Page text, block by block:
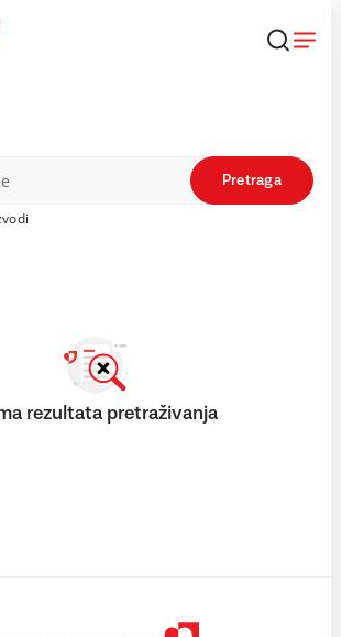
Pretraga
rezultata pretraživanja